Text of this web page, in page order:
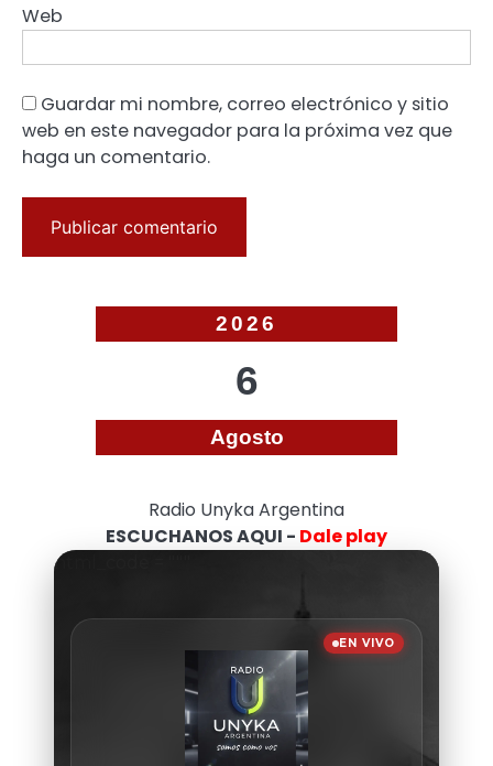
Web
Guardar mi nombre, correo electrónico y sitio
web en este navegador para la próxima vez que
haga un comentario.
2026
6
Agosto
Radio Unyka Argentina
ESCUCHANOS AQUI - Dale play